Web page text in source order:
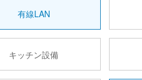
有線LAN
キッチン設備